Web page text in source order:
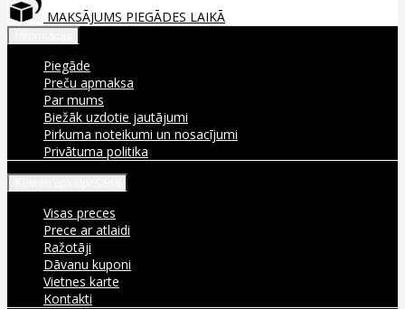
MAKSĀJUMS PIEGĀDES LAIKĀ
Piegāde
Preču apmaksa
Par mums
Biežāk uzdotie jautājumi
Pirkuma noteikumi un nosacījumi
Privātuma politika
Visas preces
Prece ar atlaidi
Ražotāji
Dāvanu kuponi
Vietnes karte
Kontakti